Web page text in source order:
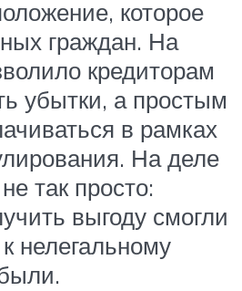
которое
граждан. На
кредиторам
убытки, а простым
в рамках
На деле
так просто:
выгоду смогли
нелегальному